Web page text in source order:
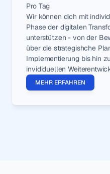
Pro Tag
Wir können dich mit
Phase der digitalen
unterstützen - von der
über die strategishche
Implementierung bis hin
invididuellen
MEHR ERFAHREN